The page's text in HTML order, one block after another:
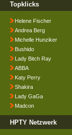
Topklicks
Helene Fischer
Andrea Berg
Michelle Hunziker
Bushido
Lady Bitch Ray
ABBA
Katy Perry
Shakira
Lady GaGa
Madcon
HPTY Netzwerk